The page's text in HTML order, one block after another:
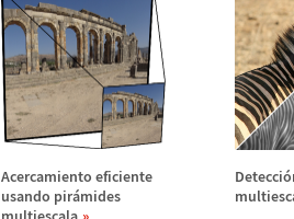
Acercamiento eficiente
usando pirámides
Detecció